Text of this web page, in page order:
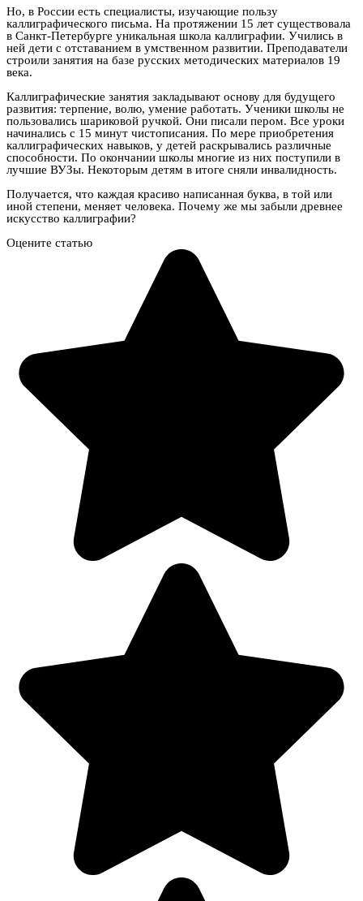
Но, в России есть специалисты, изучающие пользу
каллиграфического письма. На протяжении 15 лет существовала
в Санкт-Петербурге уникальная школа каллиграфии. Учились в
ней дети с отставанием в умственном развитии. Преподаватели
строили занятия на базе русских методических материалов 19
века.
Каллиграфические занятия закладывают основу для будущего
развития: терпение, волю, умение работать. Ученики школы не
пользовались шариковой ручкой. Они писали пером. Все уроки
начинались с 15 минут чистописания. По мере приобретения
каллиграфических навыков, у детей раскрывались различные
способности. По окончании школы многие из них поступили в
лучшие ВУЗы. Некоторым детям в итоге сняли инвалидность.
Получается, что каждая красиво написанная буква, в той или
иной степени, меняет человека. Почему же мы забыли древнее
искусство каллиграфии?
Оцените статью